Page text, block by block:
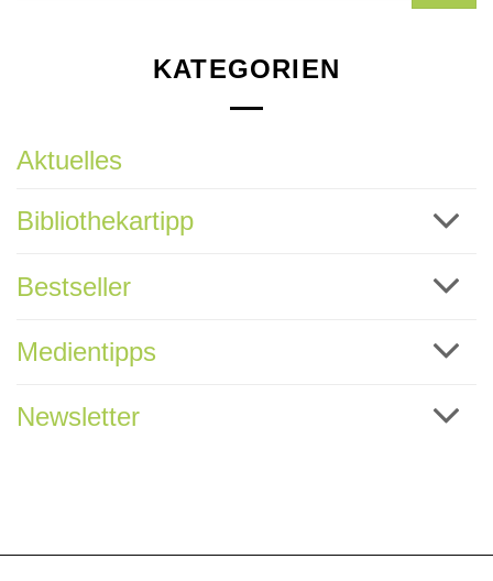
KATEGORIEN
Aktuelles
Bibliothekartipp
Bestseller
Medientipps
Newsletter